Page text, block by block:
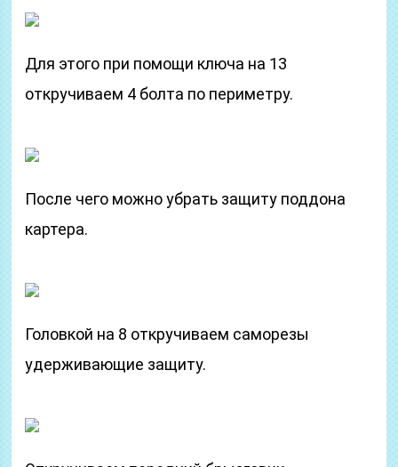
Для этого при помощи ключа на 13
откручиваем 4 болта по периметру.
После чего можно убрать защиту поддона
картера.
Головкой на 8 откручиваем саморезы
удерживающие защиту.